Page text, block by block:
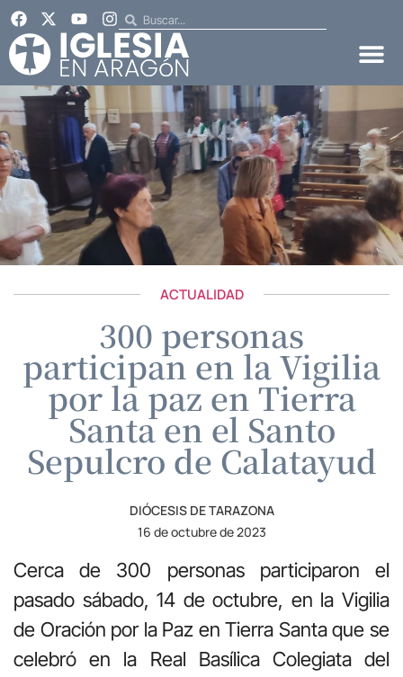
ACTUALIDAD
300 personas
participan en la Vigilia
por la paz en Tierra
Santa en el Santo
Sepulcro de Calatayud
DIÓCESIS DE TARAZONA
16 de octubre de 2023
Cerca de 300 personas participaron el
pasado sábado, 14 de octubre, en la Vigilia
de Oración por la Paz en Tierra Santa que se
celebró en la Real Basílica Colegiata del